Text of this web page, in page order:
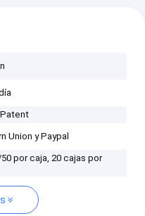
Union y Paypal
por caja, 20 cajas por